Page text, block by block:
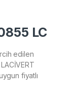
LC
edilen
fiyatlı